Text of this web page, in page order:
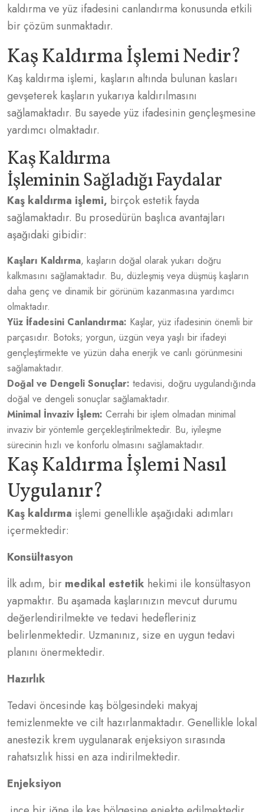
kaldırma ve yüz ifadesini canlandırma konusunda etkili
bir çözüm sunmaktadır.
Kaş Kaldırma İşlemi Nedir?
Kaş kaldırma işlemi, kaşların altında bulunan kasları
gevşeterek kaşların yukarıya kaldırılmasını
sağlamaktadır. Bu sayede yüz ifadesinin gençleşmesine
yardımcı olmaktadır.
Kaş Kaldırma
İşleminin Sağladığı Faydalar
Kaş kaldırma işlemi, birçok estetik fayda
sağlamaktadır. Bu prosedürün başlıca avantajları
aşağıdaki gibidir:
Kaşları Kaldırma, kaşların doğal olarak yukarı doğru
kalkmasını sağlamaktadır. Bu, düzleşmiş veya düşmüş kaşların
daha genç ve dinamik bir görünüm kazanmasına yardımcı
olmaktadır.
Yüz İfadesini Canlandırma: Kaşlar, yüz ifadesinin önemli bir
parçasıdır. Botoks; yorgun, üzgün veya yaşlı bir ifadeyi
gençleştirmekte ve yüzün daha enerjik ve canlı görünmesini
sağlamaktadır.
Doğal ve Dengeli Sonuçlar: tedavisi, doğru uygulandığında
doğal ve dengeli sonuçlar sağlamaktadır.
Minimal İnvaziv İşlem: Cerrahi bir işlem olmadan minimal
invaziv bir yöntemle gerçekleştirilmektedir. Bu, iyileşme
sürecinin hızlı ve konforlu olmasını sağlamaktadır.
Kaş Kaldırma İşlemi Nasıl
Uygulanır?
Kaş kaldırma işlemi genellikle aşağıdaki adımları
içermektedir:
Konsültasyon
İlk adım, bir medikal estetik hekimi ile konsültasyon
yapmaktır. Bu aşamada kaşlarınızın mevcut durumu
değerlendirilmekte ve tedavi hedefleriniz
belirlenmektedir. Uzmanınız, size en uygun tedavi
planını önermektedir.
Hazırlık
Tedavi öncesinde kaş bölgesindeki makyaj
temizlenmekte ve cilt hazırlanmaktadır. Genellikle lokal
anestezik krem uygulanarak enjeksiyon sırasında
rahatsızlık hissi en aza indirilmektedir.
Enjeksiyon